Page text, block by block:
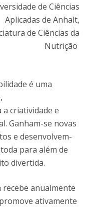
de Ciências
Aplicadas de Anhalt,
de Ciências da
Nutrição
é uma
criatividade e
Ganham-se novas
e desenvolvem-
para além de
divertida.
recebe anualmente
ativamente